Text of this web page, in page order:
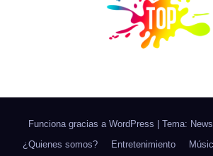
Funciona gracias a WordPress Tema:
¿Quienes somos?
Entretenimiento